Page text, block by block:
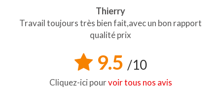
Thierry
Travail toujours très bien fait,avec un bon rapport
qualité prix
9.5 /10
Cliquez-ici pourvoir tous nos avis